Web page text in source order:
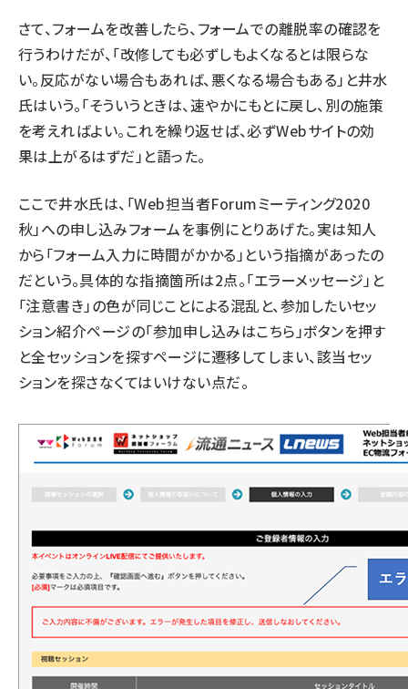
さて、フォームを改善したら、フォームでの離脱率の確認を
行うわけだが、「改修しても必ずしもよくなるとは限らな
い。反応がない場合もあれば、悪くなる場合もある」と井水
氏はいう。「そういうときは、速やかにもとに戻し、別の施策
を考えればよい。これを繰り返せば、必ずWebサイトの効
果は上がるはずだ」と語った。
ここで井水氏は、「Web担当者Forumミーティング2020
秋」への申し込みフォームを事例にとりあげた。実は知人
から「フォーム入力に時間がかかる」という指摘があったの
だという。具体的な指摘箇所は2点。「エラーメッセージ」と
「注意書き」の色が同じことによる混乱と、参加したいセッ
ション紹介ページの「参加申し込みはこちら」ボタンを押す
と全セッションを探すページに遷移してしまい、該当セッ
ションを探さなくてはいけない点だ。